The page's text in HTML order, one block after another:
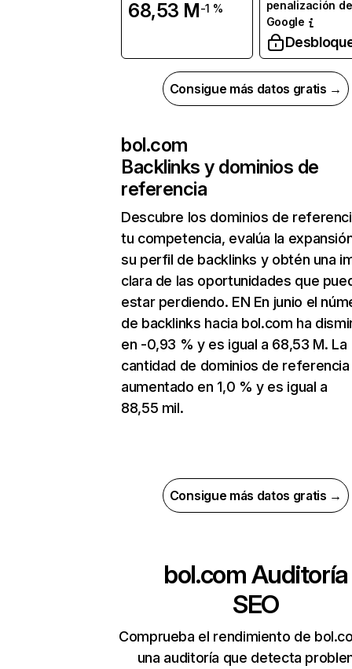
68,53 M-1 %
penalización de
Google
Consigue más datos gratis →
bol.com
Backlinks y dominios de
referencia
Descubre los dominios de
tu competencia, evalúa la
su perfil de backlinks y obtén una
clara de las oportunidades que
estar perdiendo. EN En junio el
de backlinks hacia bol.com ha
en -0,93 % y es igual a 68,53 M. La
cantidad de dominios de referencia
aumentado en 1,0 % y es igual a
88,55 mil.
Consigue más datos gratis →
bol.comAuditoría
SEO
Comprueba el rendimiento de
una auditoría que detecta